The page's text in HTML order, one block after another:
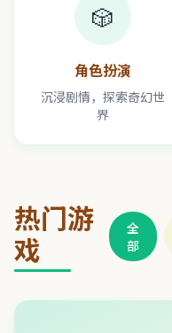
🎲
角色扮演
沉浸剧情，探索奇幻世
界
热门游
戏
全
部